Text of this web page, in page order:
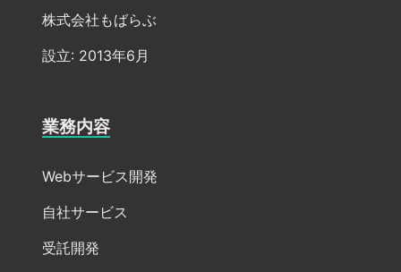
株式会社もばらぶ
設立: 2013年6月
業務内容
Webサービス開発
自社サービス
受託開発